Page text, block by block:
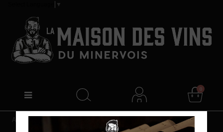
▼
0
Accueil